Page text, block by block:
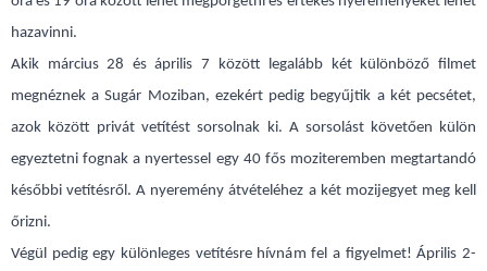
hazavinni.
Akik március 28 és április 7 között legalább két különböző filmet
megnéznek a Sugár Moziban, ezekért pedig begyűjtik a két pecsétet,
azok között privát vetítést sorsolnak ki. A sorsolást követően külön
egyeztetni fognak a nyertessel egy 40 fős moziteremben megtartandó
későbbi vetítésről. A nyeremény átvételéhez a két mozijegyet meg kell
őrizni.
Végül pedig egy különleges vetítésre hívnám fel a figyelmet! Április 2-